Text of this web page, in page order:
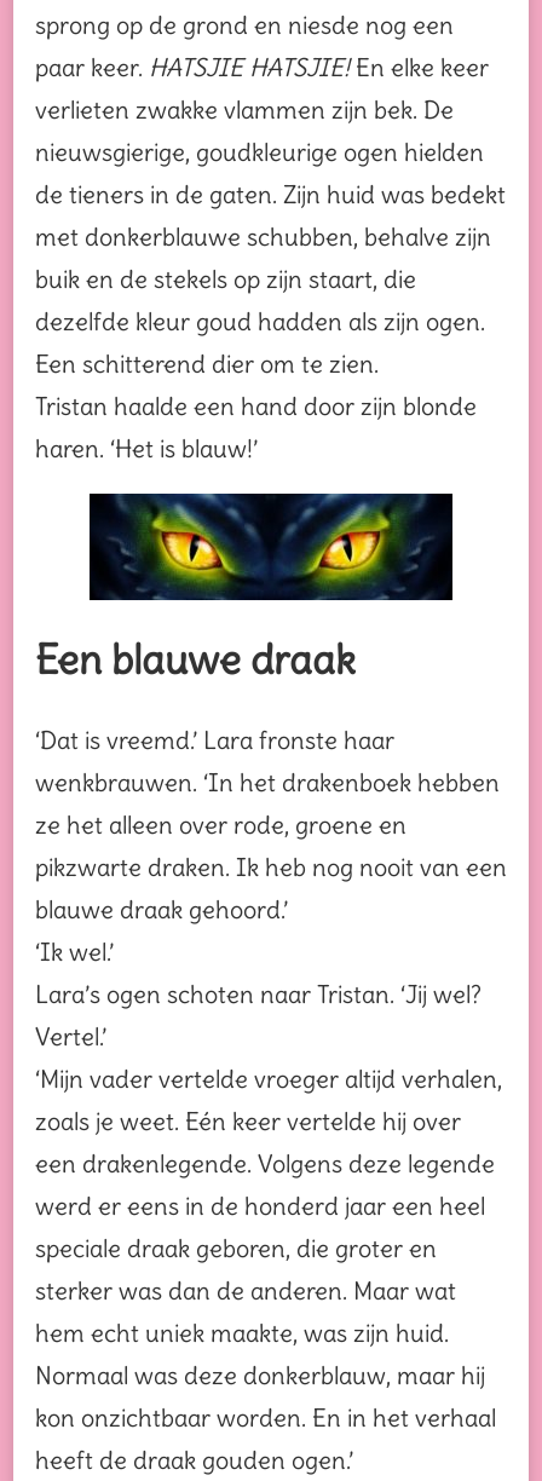
sprong op de grond en niesde nog een
paar keer. HATSJIE HATSJIE!En elke keer
verlieten zwakke vlammen zijn bek. De
nieuwsgierige, goudkleurige ogen hielden
de tieners in de gaten. Zijn huid was bedekt
met donkerblauwe schubben, behalve zijn
buik en de stekels op zijn staart, die
dezelfde kleur goud hadden als zijn ogen.
Een schitterend dier om te zien.
Tristan haalde een hand door zijn blonde
haren. ‘Het is blauw!’
Een blauwe draak
‘Dat is vreemd.’ Lara fronste haar
wenkbrauwen. ‘In het drakenboek hebben
ze het alleen over rode, groene en
pikzwarte draken. Ik heb nog nooit van een
blauwe draak gehoord.’
‘Ik wel.’
Lara’s ogen schoten naar Tristan. ‘Jij wel?
Vertel.’
‘Mijn vader vertelde vroeger altijd verhalen,
zoals je weet. Eén keer vertelde hij over
een drakenlegende. Volgens deze legende
werd er eens in de honderd jaar een heel
speciale draak geboren, die groter en
sterker was dan de anderen. Maar wat
hem echt uniek maakte, was zijn huid.
Normaal was deze donkerblauw, maar hij
kon onzichtbaar worden. En in het verhaal
heeft de draak gouden ogen.’